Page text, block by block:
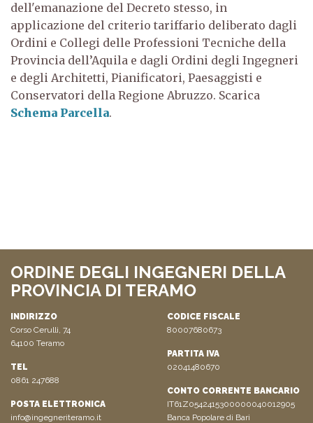
dell'emanazione del Decreto stesso, in
applicazione del criterio tariffario deliberato dagli
Ordini e Collegi delle Professioni Tecniche della
Provincia dell’Aquila e dagli Ordini degli Ingegneri
e degli Architetti, Pianificatori, Paesaggisti e
Conservatori della Regione Abruzzo. Scarica
Schema Parcella.
ORDINE DEGLI INGEGNERI DELLA
PROVINCIA DI TERAMO
INDIRIZZO
Corso Cerulli, 74
64100 Teramo
TEL
0861 247688
POSTA ELETTRONICA
info@ingegneriteramo.it
CODICE FISCALE
80007680673
PARTITA IVA
02041480670
CONTO CORRENTE BANCARIO
IT61Z0542415300000040012905
Banca Popolare di Bari